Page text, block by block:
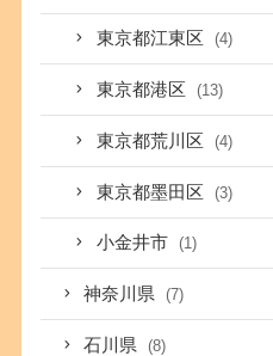
東京都江東区 (4)
東京都港区 (13)
東京都荒川区 (4)
東京都墨田区 (3)
小金井市 (1)
神奈川県 (7)
石川県 (8)